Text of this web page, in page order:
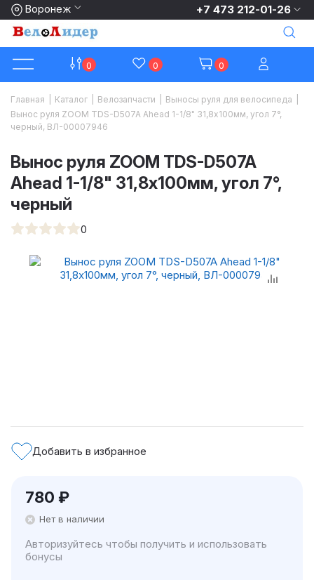
Воронеж +7 473 212-01-26
0 0 0
Главная Каталог Велозапчасти Выносы руля для велосипеда
Вынос руля ZOOM TDS-D507A Ahead 1-1/8" 31,8х100мм, угол 7°,
черный, ВЛ-00007946
Вынос руля ZOOM TDS-D507A
Ahead 1-1/8" 31,8х100мм, угол 7°,
черный
0
Добавить в избранное
780 ₽
Нет в наличии
Авторизуйтесь чтобы получить и использовать
бонусы